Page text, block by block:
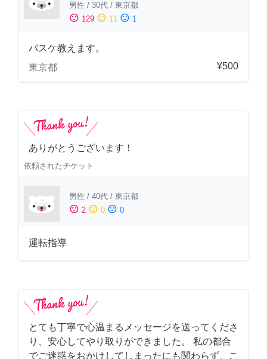
男性 / 30代 / 東京都
sentiment_satisfied 129 sentiment_neutral 11 sentiment_dissatisfied 1
バスケ教えます。
東京都
¥500
ありがとうございます！
依頼されたチケット
男性 / 40代 / 東京都
sentiment_satisfied 2 sentiment_neutral 0 sentiment_dissatisfied 0
運転指導
とても丁寧で心温まるメッセージを送ってくださ
り、安心してやり取りができました。 私の都合
でご迷惑をおかけしてしまったにも関わらず、こ